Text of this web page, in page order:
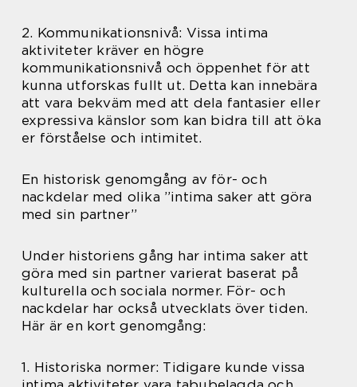
2. Kommunikationsnivå: Vissa intima
aktiviteter kräver en högre
kommunikationsnivå och öppenhet för att
kunna utforskas fullt ut. Detta kan innebära
att vara bekväm med att dela fantasier eller
expressiva känslor som kan bidra till att öka
er förståelse och intimitet.
En historisk genomgång av för- och
nackdelar med olika ”intima saker att göra
med sin partner”
Under historiens gång har intima saker att
göra med sin partner varierat baserat på
kulturella och sociala normer. För- och
nackdelar har också utvecklats över tiden.
Här är en kort genomgång:
1. Historiska normer: Tidigare kunde vissa